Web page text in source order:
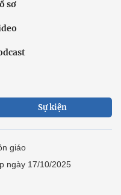
sơ
Sự kiện
giáo
ngày 17/10/2025